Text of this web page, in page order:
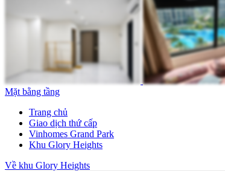
Mặt bằng tầng
Trang chủ
Giao dịch thứ cấp
Vinhomes Grand Park
Khu Glory Heights
Về khu Glory Heights